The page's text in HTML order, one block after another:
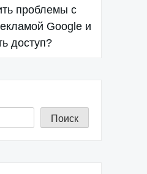
проблемы с
Google и
доступ?
Поиск